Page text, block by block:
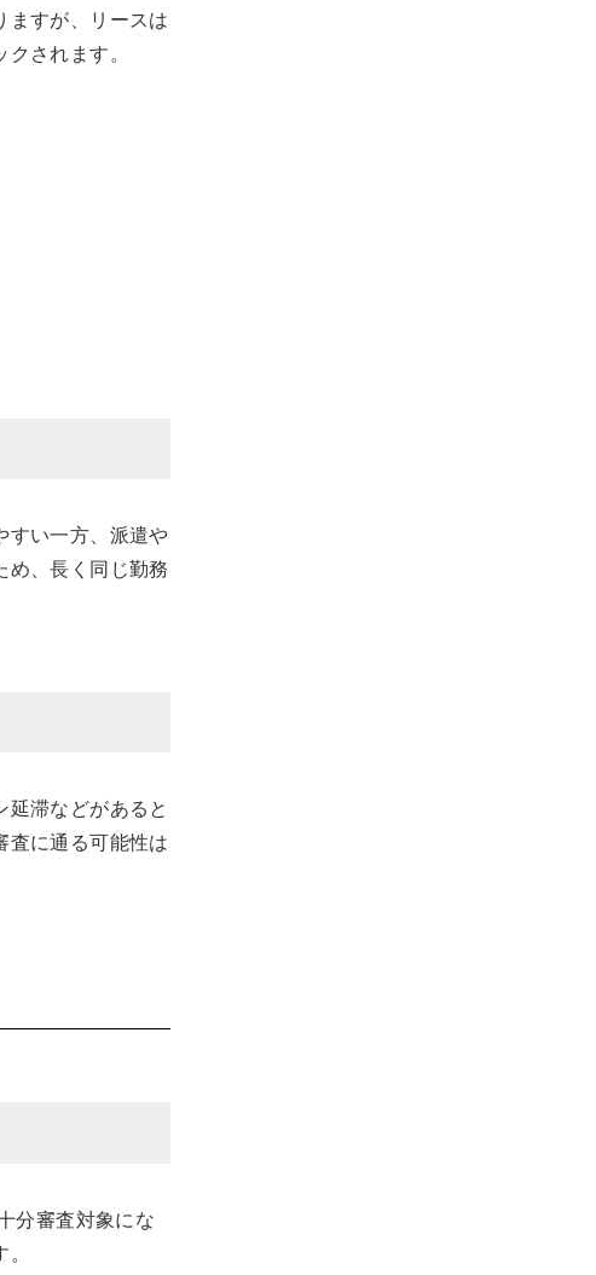
ますが、リースは
されます。
すい一方、派遣や
め、長く同じ勤務
滞などがあると
査に通る可能性は
分審査対象にな